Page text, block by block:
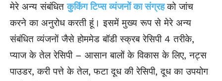
मेरे अन्य संबंधितकुकिंग टिप्स व्यंजनों का संग्रहको जांच
करने का अनुरोध करती हूं। इसमें मुख्य रूप से मेरे अन्य
संबंधित व्यंजनों जैसे होममेड बॉडी स्क्रब रेसिपी 4 तरीके,
प्याज के तेल रेसिपी – आसान बालों के विकास के लिए, नट्स
पाउडर, करी पत्ते के तेल, फटा दूध की रेसिपी, दूध का उपयोग